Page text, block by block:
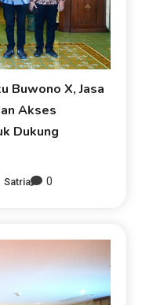
Buwono X, Jasa
Akses
Dukung
Satria 0